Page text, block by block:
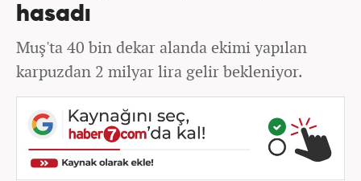
hasadı
Muş'ta 40 bin dekar alanda ekimi yapılan
karpuzdan 2 milyar lira gelir bekleniyor.